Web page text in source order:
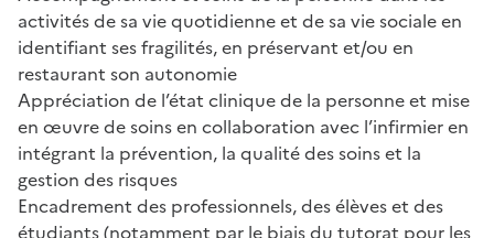
activités de sa vie quotidienne et de sa vie sociale en
identifiant ses fragilités, en préservant et/ou en
restaurant son autonomie
Appréciation de l’état clinique de la personne et mise
en œuvre de soins en collaboration avec l’infirmier en
intégrant la prévention, la qualité des soins et la
gestion des risques
Encadrement des professionnels, des élèves et des
étudiants (notamment par le biais du tutorat pour les